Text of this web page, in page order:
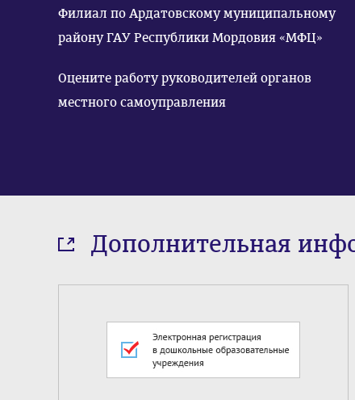
Филиал по Ардатовскому муниципальному
району ГАУ Республики Мордовия «МФЦ»
Оцените работу руководителей органов
местного самоуправления
Дополнительная